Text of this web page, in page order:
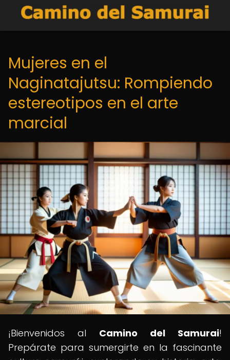
Mujeres en el
Naginatajutsu: Rompiendo
estereotipos en el arte
marcial
¡Bienvenidos al Camino del Samurai!
Prepárate para sumergirte en la fascinante